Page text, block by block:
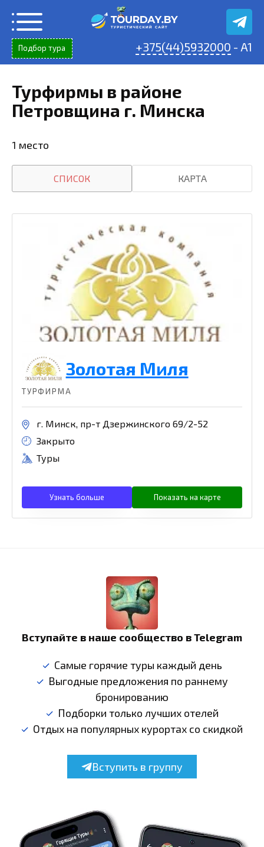
содержанию
Подбор тура +375(44)5932000 - A1
Турфирмы в районе
Петровщина г. Минска
1 место
СПИСОК КАРТА
Золотая Миля
ТУРФИРМА
г. Минск, пр-т Дзержинского 69/2-52
Закрыто
Туры
Узнать больше Показать на карте
Вступайте в наше сообщество в Telegram
Самые горячие туры каждый день
Выгодные предложения по раннему
бронированию
Подборки только лучших отелей
Отдых на популярных курортах со скидкой
Вступить в группу